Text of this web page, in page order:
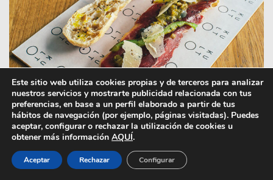
El Pepito de vaca rubia sobre pan de cristal
Este sitio web utiliza cookies propias y de terceros para analizar
nuestros servicios y mostrarte publicidad relacionada con tus
preferencias, en base a un perfil elaborado a partir de tus
hábitos de navegación (por ejemplo, páginas visitadas). Puedes
aceptar, configurar o rechazar la utilización de cookies u
obtener más información AQUÍ.
Aceptar Rechazar Configurar